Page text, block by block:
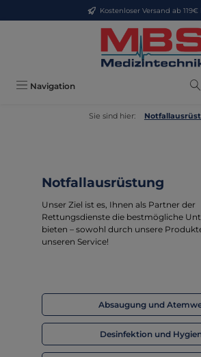
Zum Hauptinhalt springenKostenloser Versand ab 119€
Navigation
Sie sind hier:
Notfallausrüstung
Unser Ziel ist es, Ihnen als Partner der
Rettungsdienste die bestmögliche
bieten – sowohl durch unsere
unseren Service!
Absaugung und
Desinfektion und